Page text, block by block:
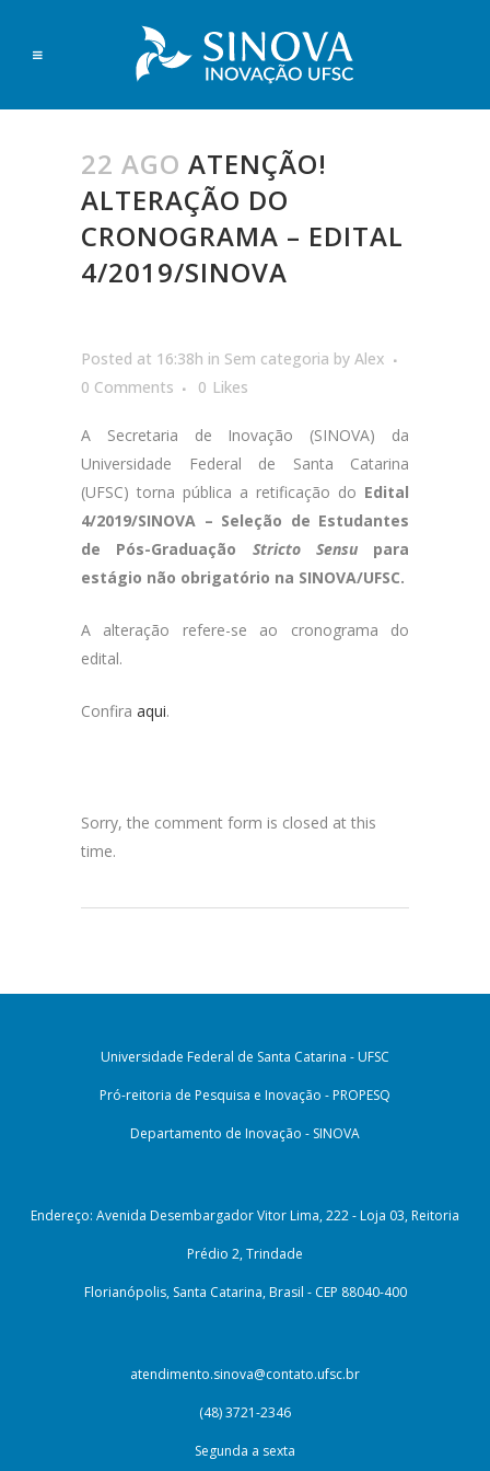
22 AGO ATENÇÃO!
ALTERAÇÃO DO
CRONOGRAMA – EDITAL
4/2019/SINOVA
Posted at 16:38h in Sem categoria by Alex
0 Comments
0 Likes
A Secretaria de Inovação (SINOVA) da
Universidade Federal de Santa Catarina
(UFSC) torna pública a retificação do Edital
4/2019/SINOVA – Seleção de Estudantes
de Pós-Graduação Stricto Sensupara
estágio não obrigatório na SINOVA/UFSC.
A alteração refere-se ao cronograma do
edital.
Confira aqui.
Sorry, the comment form is closed at this
time.
Universidade Federal de Santa Catarina - UFSC
Pró-reitoria de Pesquisa e Inovação - PROPESQ
Departamento de Inovação - SINOVA
Endereço: Avenida Desembargador Vitor Lima, 222 - Loja 03, Reitoria
Prédio 2, Trindade
Florianópolis, Santa Catarina, Brasil - CEP 88040-400
atendimento.sinova@contato.ufsc.br
(48) 3721-2346
Segunda a sexta